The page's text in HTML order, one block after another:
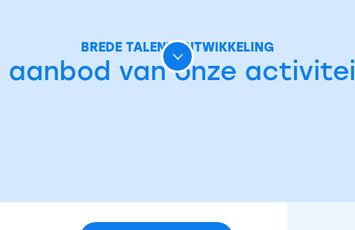
BREDE TALENTONTWIKKELING
van onze